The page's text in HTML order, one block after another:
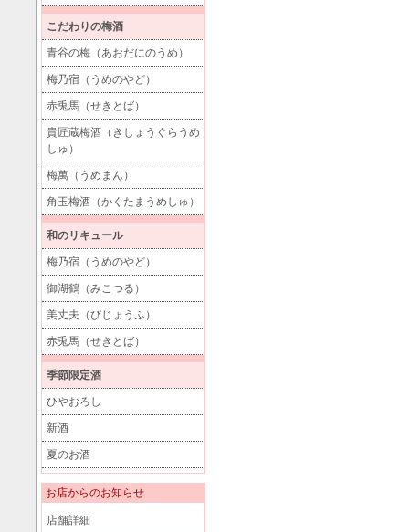
こだわりの梅酒
青谷の梅（あおだにのうめ）
梅乃宿（うめのやど）
赤兎馬（せきとば）
貴匠蔵梅酒（きしょうぐらうめ
しゅ）
梅萬（うめまん）
角玉梅酒（かくたまうめしゅ）
和のリキュール
梅乃宿（うめのやど）
御湖鶴（みこつる）
美丈夫（びじょうふ）
赤兎馬（せきとば）
季節限定酒
ひやおろし
新酒
夏のお酒
お店からのお知らせ
店舗詳細